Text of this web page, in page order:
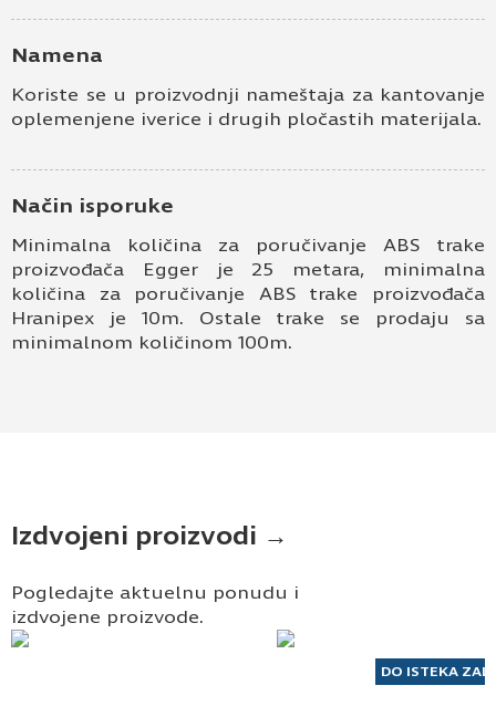
Namena
Koriste se u proizvodnji nameštaja za kantovanje
oplemenjene iverice i drugih pločastih materijala.
Način isporuke
Minimalna količina za poručivanje ABS trake
proizvođača Egger je 25 metara, minimalna
količina za poručivanje ABS trake proizvođača
Hranipex je 10m. Ostale trake se prodaju sa
minimalnom količinom 100m.
Izdvojeni proizvodi →
Pogledajte aktuelnu ponudu i
izdvojene proizvode.
DO ISTEKA